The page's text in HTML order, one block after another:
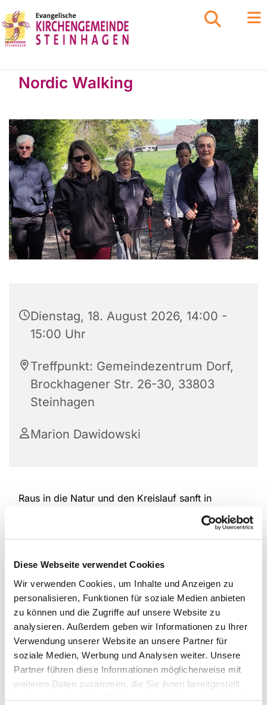
Diese Webseite verwendet Cookies
Wir verwenden Cookies, um Inhalte und Anzeigen zu
personalisieren, Funktionen für soziale Medien anbieten
zu können und die Zugriffe auf unsere Website zu
analysieren. Außerdem geben wir Informationen zu Ihrer
Verwendung unserer Website an unsere Partner für
soziale Medien, Werbung und Analysen weiter. Unsere
Partner führen diese Informationen möglicherweise mit
weiteren Daten zusammen, die Sie ihnen bereitgestellt
Nordic Walking
Dienstag, 18. August 2026, 14:00 -
15:00 Uhr
Treffpunkt: Gemeindezentrum Dorf,
Brockhagener Str. 26-30, 33803
Steinhagen
Marion Dawidowski
Raus in die Natur und den Kreislauf sanft in
Schwung bringen. Nordic Walking schont die
Gelenke und bewegt gleichzeitig die gesamte
Muskulatur. Für jedes Alter und unabhängig von
Haus der Begegnung.
Eine Anmeldung ist nicht erforderlich.
Frau Marion Dawidowski, Tel.: 0151 / 72 14 02 61
Mail:marion.dawidowski@kirche-steinhagen.de